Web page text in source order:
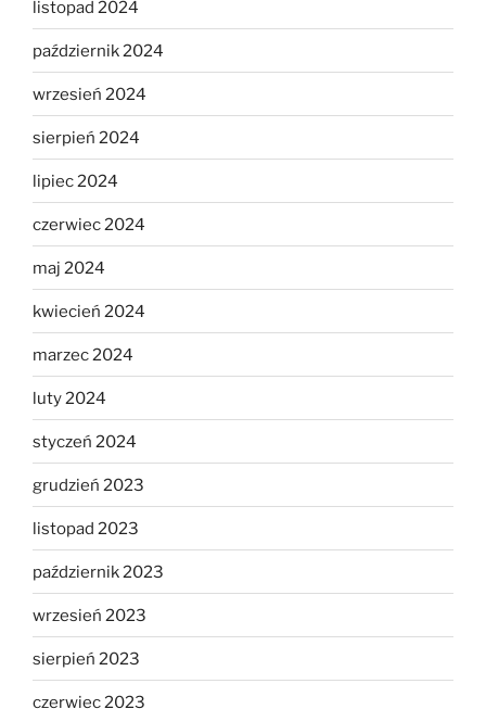
listopad 2024
październik 2024
wrzesień 2024
sierpień 2024
lipiec 2024
czerwiec 2024
maj 2024
kwiecień 2024
marzec 2024
luty 2024
styczeń 2024
grudzień 2023
listopad 2023
październik 2023
wrzesień 2023
sierpień 2023
czerwiec 2023